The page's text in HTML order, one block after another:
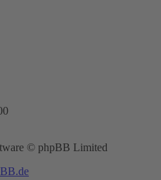
© phpBB Limited